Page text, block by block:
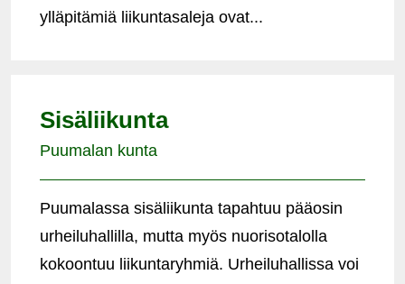
ylläpitämiä liikuntasaleja ovat...
Sisäliikunta
Puumalan kunta
Puumalassa sisäliikunta tapahtuu pääosin
urheiluhallilla, mutta myös nuorisotalolla
kokoontuu liikuntaryhmiä. Urheiluhallissa voi